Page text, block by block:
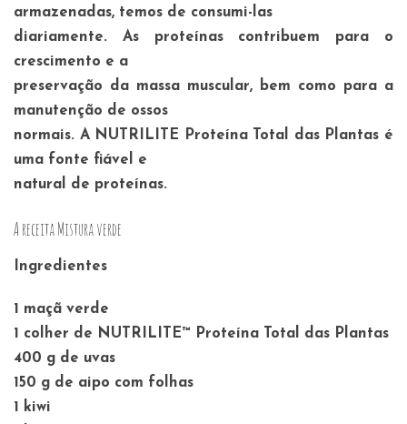
armazenadas, temos de consumi-las
diariamente. As proteínas contribuem para o
crescimento e a
preservação da massa muscular, bem como para a
manutenção de ossos
normais. A NUTRILITE Proteína Total das Plantas é
uma fonte fiável e
natural de proteínas.
A receita Mistura verde
Ingredientes
1 maçã verde
1 colher de NUTRILITE™ Proteína Total das Plantas
400 g de uvas
150 g de aipo com folhas
1 kiwi